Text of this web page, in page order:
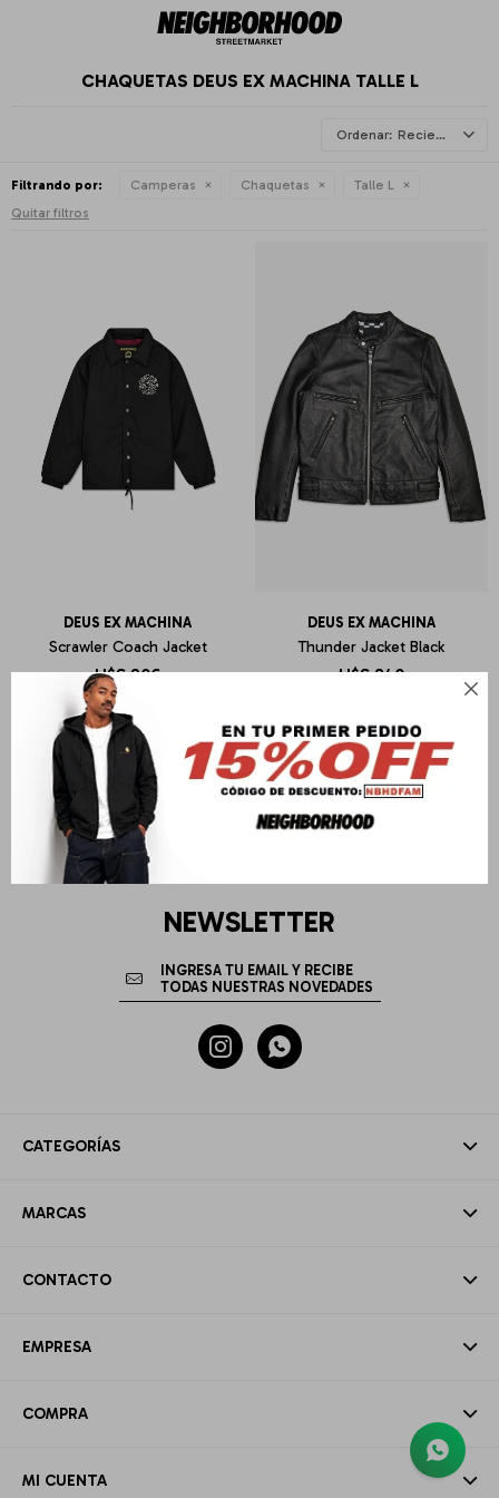

CHAQUETAS DEUS EX MACHINA TALLE L
Recientes
Filtrando por: Camperas Chaquetas
Talle L
Quitar filtros
DEUS EX MACHINA
Scrawler Coach Jacket
U$S 206
DEUS EX MACHINA
Thunder Jacket Black
U$S 840
CATEGORÍAS
MARCAS
CONTACTO
EMPRESA
COMPRA
MI CUENTA
NEWSLETTER
 